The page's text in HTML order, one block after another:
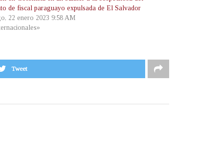
de fiscal paraguayo expulsada de El Salvador
22 enero 2023 9:58 AM
Tweet